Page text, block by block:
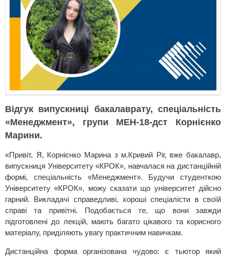
Відгук випускниці бакалаврату, спеціальність
«Менеджмент», групи МЕН-18-дст Корнієнко
Марини.
«Привіт, Я, Корнієнко Марина з м.Кривий Ріг, вже бакалавр,
випускниця Університету «КРОК», навчалася на дистанційній
формі, спеціальність «Менеджмент». Будучи студенткою
Університету «КРОК», можу сказати що університет дійсно
гарний. Викладачі справедливі, хороші спеціалісти в своїй
справі та привітні. Подобається те, що вони завжди
підготовлені до лекцій, мають багато цікавого та корисного
матеріалу, приділяють увагу практичним навичкам.
Дистанційна форма організована чудово: є тьютор який